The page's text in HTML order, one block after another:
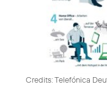
Credits: Telefónica